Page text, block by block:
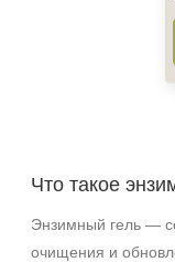
Лицо
Шея
Что такое
Энзимный гель —
очищения и